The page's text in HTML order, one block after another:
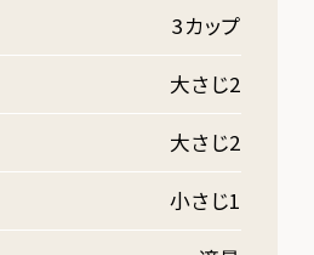
3カップ
大さじ2
大さじ2
小さじ1